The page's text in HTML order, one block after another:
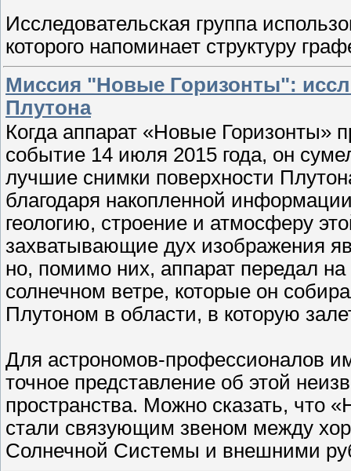
Исследовательская группа
которого напоминает структуру
Миссия "Новые Горизонты":
Плутона
Когда аппарат «Новые Горизонты»
событие 14 июля 2015 года, он
лучшие снимки поверхности
благодаря накопленной
геологию, строение и атмосферу
захватывающие дух изображения
но, помимо них, аппарат передал
солнечном ветре, которые он
Плутоном в области, в которую
Для астрономов-профессионалов
точное представление об этой
пространства. Можно сказать, что
стали связующим звеном между
Солнечной Системы и внешними